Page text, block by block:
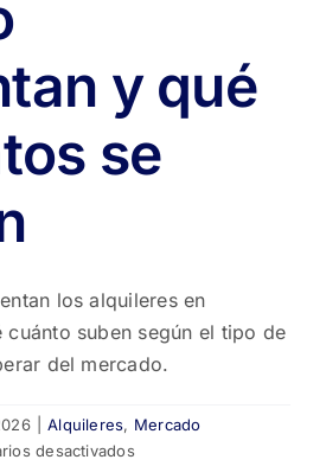
y qué
se
los alquileres en
cuánto suben según el tipo de
del mercado.
Alquileres, Mercado
desactivadosen